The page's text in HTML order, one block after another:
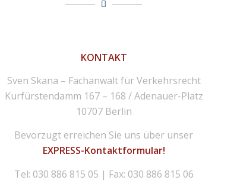
KONTAKT
Sven Skana – Fachanwalt für Verkehrsrecht
Kurfürstendamm 167 – 168 / Adenauer-Platz
10707 Berlin
Bevorzugt erreichen Sie uns über unser
EXPRESS-Kontaktformular!
Tel: 030 886 815 05 | Fax: 030 886 815 06